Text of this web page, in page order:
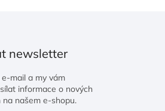
newsletter
mail a my vám
informace o nových
na našem e-shopu.